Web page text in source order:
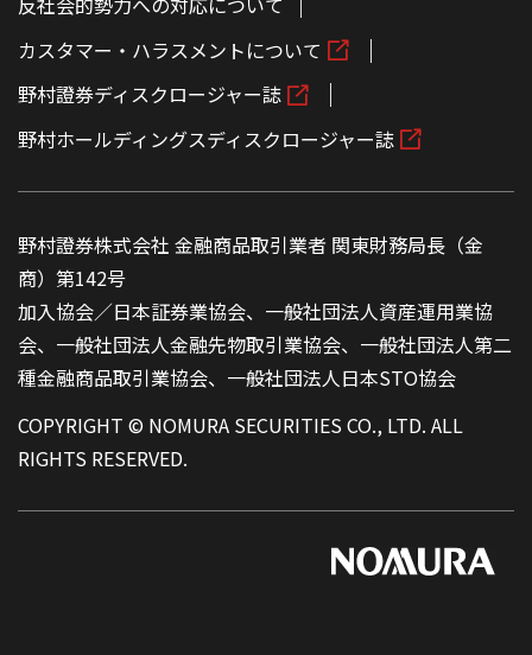
カスタマー・ハラスメントについて
野村證券ディスクロージャー誌
野村ホールディングスディスクロージャー誌
野村證券株式会社 金融商品取引業者 関東財務局長（金
商）第142号
加入協会／日本証券業協会、一般社団法人資産運用業協
会、一般社団法人金融先物取引業協会、一般社団法人第二
種金融商品取引業協会、一般社団法人日本STO協会
COPYRIGHT © NOMURA SECURITIES CO., LTD. ALL
RIGHTS RESERVED.